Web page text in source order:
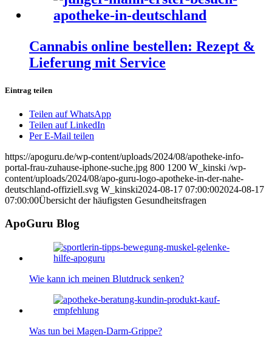
Cannabis online bestellen: Rezept &
Lieferung mit Service
Eintrag teilen
Teilen auf WhatsApp
Teilen auf LinkedIn
Per E-Mail teilen
https://apoguru.de/wp-content/uploads/2024/08/apotheke-info-
portal-frau-zuhause-iphone-suche.jpg 800 1200 W_kinski /wp-
content/uploads/2024/08/apo-guru-logo-apotheke-in-der-nahe-
deutschland-offiziell.svg W_kinski2024-08-17 07:00:002024-08-17
07:00:00Übersicht der häufigsten Gesundheitsfragen
ApoGuru Blog
Wie kann ich meinen Blutdruck senken?
Was tun bei Magen-Darm-Grippe?